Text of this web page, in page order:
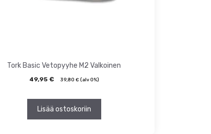
Tork Basic Vetopyyhe M2 Valkoinen
49,95 € 39,80 €(alv 0%)
Lisää ostoskoriin